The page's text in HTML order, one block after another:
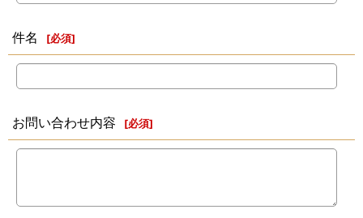
件名 [必須]
お問い合わせ内容 [必須]